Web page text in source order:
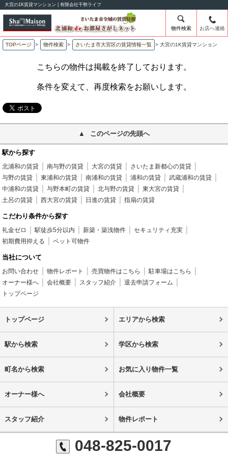
大宮の1K賃貸マンション | 有限会社千勢ライフ
物件検索 お店へ連絡
TOPページ > 物件検索 > さいたま市大宮区の賃貸情報一覧 > 大宮の1K賃貸マンション
こちらの物件は掲載を終了しております。
条件を変えて、再度検索をお願いします。
このページの先頭へ
駅から探す
北浦和の賃貸 南与野の賃貸 大宮の賃貸
さいたま新都心の賃貸
与野の賃貸
東浦和の賃貸 南浦和の賃貸 浦和の賃貸
武蔵浦和の賃貸
中浦和の賃貸
与野本町の賃貸 北与野の賃貸
東大宮の賃貸
土呂の賃貸
西大宮の賃貸 日進の賃貸 指扇の賃貸
こだわり条件から探す
礼金ゼロ 駅徒歩5分以内 新築・築浅物件
セキュリティ充実
初期費用抑える
ペット可物件
当社について
お問い合わせ 物件レポート 売買物件はこちら
駐車場はこちら
オーナー様へ
会社概要 スタッフ紹介
退去申請フォーム
トップページ
トップページ エリアから検索
駅から検索 学区から検索
町名から検索 お気に入り物件一覧
オーナー様へ 会社概要
スタッフ紹介 物件レポート
048-825-0017